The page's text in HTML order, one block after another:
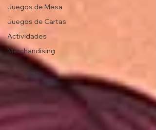
Juegos de Mesa
Juegos de Cartas
Actividades
Merchandising